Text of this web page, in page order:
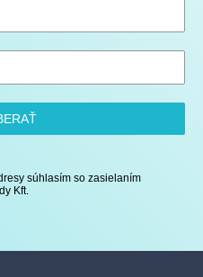
súhlasím so zasielaním
Kft.